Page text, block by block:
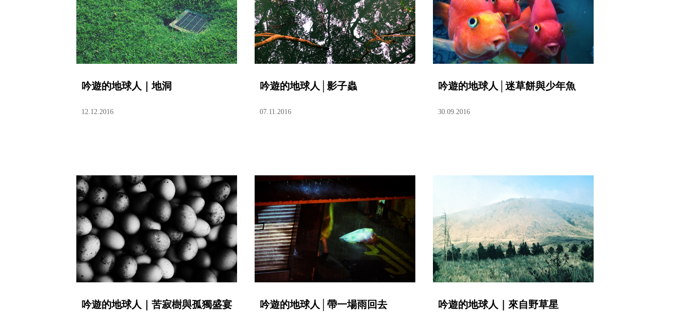
吟遊的地球人｜地洞
12.12.2016
吟遊的地球人│影子蟲
07.11.2016
吟遊的地球人│迷草餅與少年魚
30.09.2016
吟遊的地球人｜苦寂樹與孤獨盛宴 吟遊的地球人│帶一場雨回去 吟遊的地球人｜來自野草星